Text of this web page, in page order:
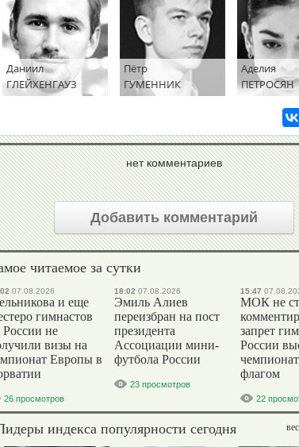
Даниил
ГЛЕЙХЕНГАУЗ
Пётр
ГУМЕННИК
Аделия
ПЕТРОСЯН
нет комментариев
Добавить комментарий
читаемое за сутки
07.08.2026
и еще
гимнастов
России не
визы на
Европы в
26 просмотров
18:02 07.08.2026
Эмиль Алиев
переизбран на пост
президента
Ассоциации мини-
футбола России
23 просмотров
15:47
МОК не
запрет
России
флагом
22
индекса популярности сегодня